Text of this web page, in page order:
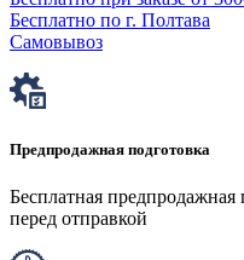
Бесплатно по г. Полтава
Самовывоз
Предпродажная подготовка
Бесплатная предпродажная
перед отправкой